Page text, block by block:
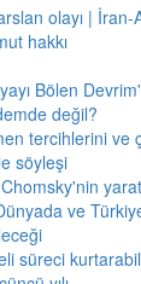
olayı | İran-
hakkı
Bölen
değil?
tercihlerini ve
söyleşi
ve
süreci